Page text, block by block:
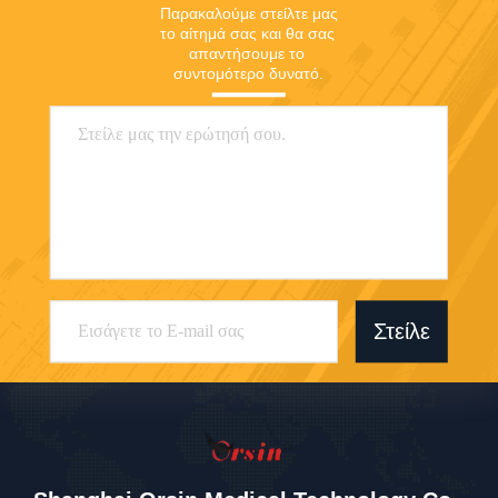
Παρακαλούμε στείλτε μας
το αίτημά σας και θα σας
απαντήσουμε το
συντομότερο δυνατό.
Στείλε